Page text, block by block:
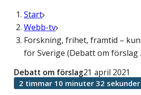
Start
Webb-tv
Forskning, frihet, framtid –
för Sverige (Debatt om förslag
Debatt om förslag21 april 2021
2 timmar 10 minuter 32 sekunder